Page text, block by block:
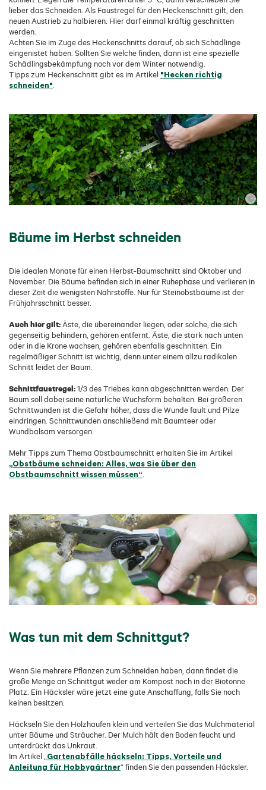
lieber das Schneiden. Als Faustregel für den Heckenschnitt gilt, den
neuen Austrieb zu halbieren. Hier darf einmal kräftig geschnitten
werden.
Achten Sie im Zuge des Heckenschnitts darauf, ob sich Schädlinge
eingenistet haben. Sollten Sie welche finden, dann ist eine spezielle
Schädlingsbekämpfung noch vor dem Winter notwendig.
Tipps zum Heckenschnitt gibt es im Artikel "Hecken richtig
schneiden"
©
Bäume im Herbst schneiden
Die idealen Monate für einen Herbst-Baumschnitt sind Oktober und
November. Die Bäume befinden sich in einer Ruhephase und verlieren in
dieser Zeit die wenigsten Nährstoffe. Nur für Steinobstbäume ist der
Frühjahrsschnitt besser.
Auch hier gilt: Äste, die übereinander liegen, oder solche, die sich
gegenseitig behindern, gehören entfernt. Äste, die stark nach unten
oder in die Krone wachsen, gehören ebenfalls geschnitten. Ein
regelmäßiger Schnitt ist wichtig, denn unter einem allzu radikalen
Schnitt leidet der Baum.
Schnittfaustregel:1/3 des Triebes kann abgeschnitten werden. Der
Baum soll dabei seine natürliche Wuchsform behalten. Bei größeren
Schnittwunden ist die Gefahr höher, dass die Wunde fault und Pilze
eindringen. Schnittwunden anschließend mit Baumteer oder
Wundbalsam versorgen.
Mehr Tipps zum Thema Obstbaumschnitt erhalten Sie im Artikel
„Obstbäume schneiden: Alles, was Sie über den
Obstbaumschnitt wissen müssen“
©
Was tun mit dem Schnittgut?
Wenn Sie mehrere Pflanzen zum Schneiden haben, dann findet die
große Menge an Schnittgut weder am Kompost noch in der Biotonne
Platz. Ein Häcksler wäre jetzt eine gute Anschaffung, falls Sie noch
keinen besitzen.
Häckseln Sie den Holzhaufen klein und verteilen Sie das Mulchmaterial
unter Bäume und Sträucher. Der Mulch hält den Boden feucht und
unterdrückt das Unkraut.
Im Artikel „ Gartenabfälle häckseln: Tipps, Vorteile und
Anleitung für Hobbygärtner“ finden Sie den passenden Häcksler.